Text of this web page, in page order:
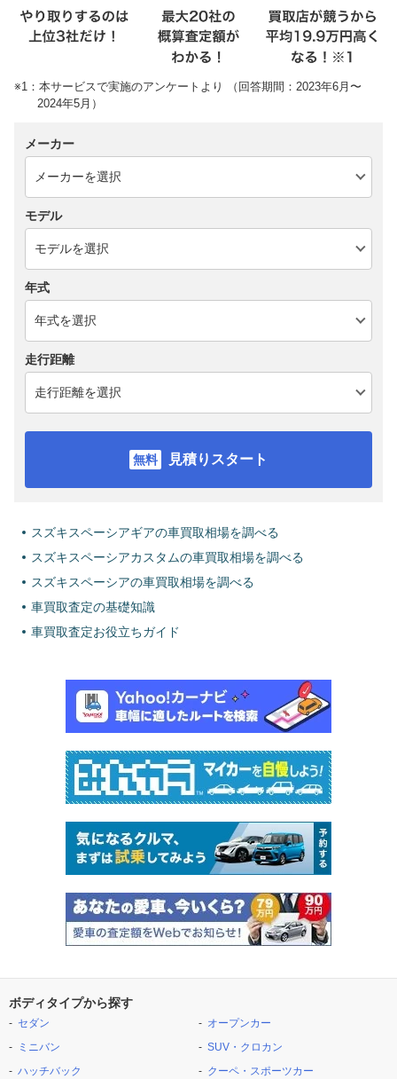
※1：本サービスで実施のアンケートより （回答期間：2023年6月〜
2024年5月）
メーカー
モデル
年式
走行距離
見積りスタート
スズキスペーシアギアの車買取相場を調べる
スズキスペーシアカスタムの車買取相場を調べる
スズキスペーシアの車買取相場を調べる
車買取査定の基礎知識
車買取査定お役立ちガイド
ボディタイプから探す
セダン
ミニバン
ハッチバック
オープンカー
SUV・クロカン
クーペ・スポーツカー